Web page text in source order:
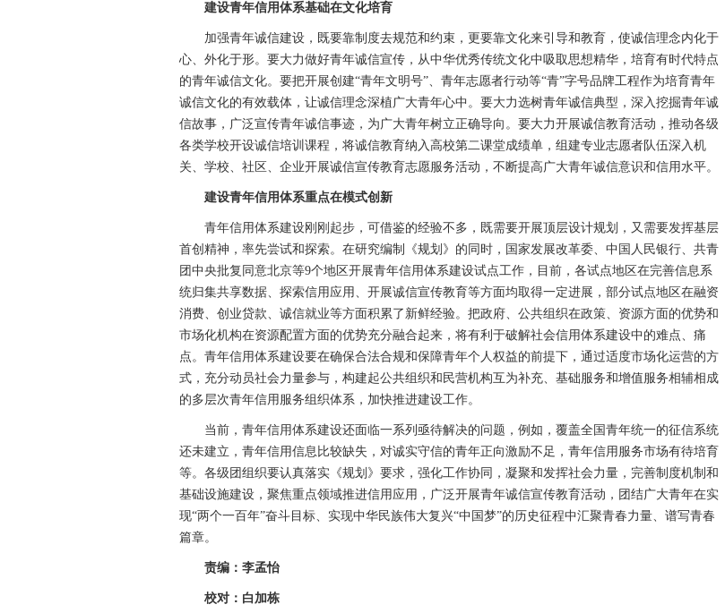
建设青年信用体系基础在文化培育
加强青年诚信建设，既要靠制度去规范和约束，更要靠文化来引导和教育，使诚信理念内化于
心、外化于形。要大力做好青年诚信宣传，从中华优秀传统文化中吸取思想精华，培育有时代特点
的青年诚信文化。要把开展创建“青年文明号”、青年志愿者行动等“青”字号品牌工程作为培育青年
诚信文化的有效载体，让诚信理念深植广大青年心中。要大力选树青年诚信典型，深入挖掘青年诚
信故事，广泛宣传青年诚信事迹，为广大青年树立正确导向。要大力开展诚信教育活动，推动各级
各类学校开设诚信培训课程，将诚信教育纳入高校第二课堂成绩单，组建专业志愿者队伍深入机
关、学校、社区、企业开展诚信宣传教育志愿服务活动，不断提高广大青年诚信意识和信用水平。
建设青年信用体系重点在模式创新
青年信用体系建设刚刚起步，可借鉴的经验不多，既需要开展顶层设计规划，又需要发挥基层
首创精神，率先尝试和探索。在研究编制《规划》的同时，国家发展改革委、中国人民银行、共青
团中央批复同意北京等9个地区开展青年信用体系建设试点工作，目前，各试点地区在完善信息系
统归集共享数据、探索信用应用、开展诚信宣传教育等方面均取得一定进展，部分试点地区在融资
消费、创业贷款、诚信就业等方面积累了新鲜经验。把政府、公共组织在政策、资源方面的优势和
市场化机构在资源配置方面的优势充分融合起来，将有利于破解社会信用体系建设中的难点、痛
点。青年信用体系建设要在确保合法合规和保障青年个人权益的前提下，通过适度市场化运营的方
式，充分动员社会力量参与，构建起公共组织和民营机构互为补充、基础服务和增值服务相辅相成
的多层次青年信用服务组织体系，加快推进建设工作。
当前，青年信用体系建设还面临一系列亟待解决的问题，例如，覆盖全国青年统一的征信系统
还未建立，青年信用信息比较缺失，对诚实守信的青年正向激励不足，青年信用服务市场有待培育
等。各级团组织要认真落实《规划》要求，强化工作协同，凝聚和发挥社会力量，完善制度机制和
基础设施建设，聚焦重点领域推进信用应用，广泛开展青年诚信宣传教育活动，团结广大青年在实
现“两个一百年”奋斗目标、实现中华民族伟大复兴“中国梦”的历史征程中汇聚青春力量、谱写青春
篇章。
责编：李孟怡
校对：白加栋